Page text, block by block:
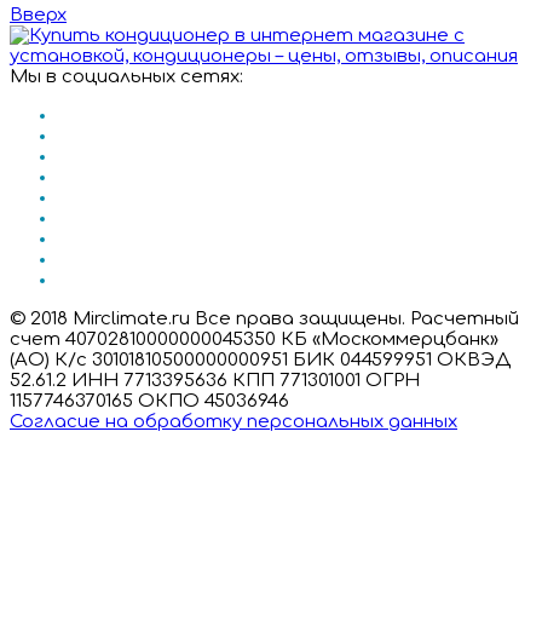
Вверх
Мы в социальных сетях:
© 2018 Mirclimate.ru Все права защищены. Расчетный
счет 40702810000000045350 КБ «Москоммерцбанк»
(АО) К/с 30101810500000000951 БИК 044599951 ОКВЭД
52.61.2 ИНН 7713395636 КПП 771301001 ОГРН
1157746370165 ОКПО 45036946
Согласие на обработку персональных данных